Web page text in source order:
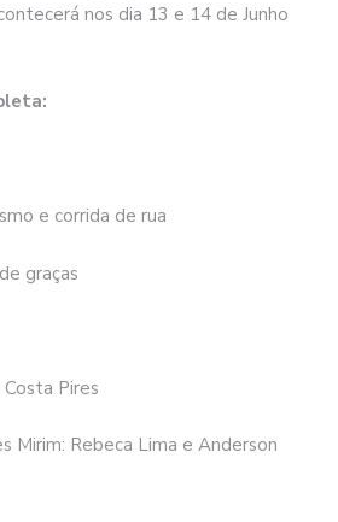
nos dia 13 e 14 de Junho
e corrida de rua
graças
Pires
Mirim: Rebeca Lima e Anderson